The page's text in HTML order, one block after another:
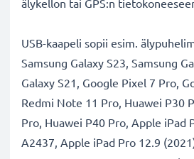
älykellon tai GPS:n
USB-kaapeli sopii esim.
Samsung Galaxy S23, Samsung
Galaxy S21, Google Pixel 7 Pro,
Redmi Note 11 Pro, Huawei P30
Pro, Huawei P40 Pro, Apple iPad
A2437, Apple iPad Pro 12.9